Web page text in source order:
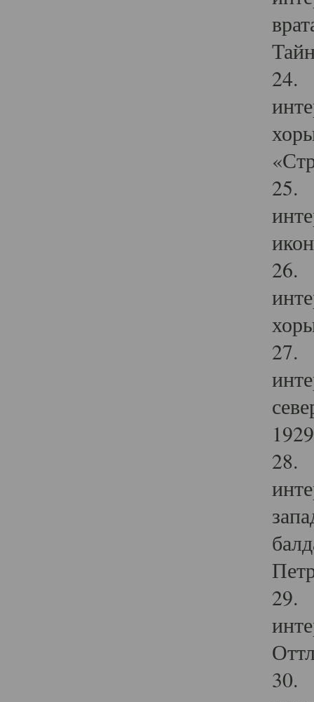
24.
25.
26.
27.
28.
29.
30.